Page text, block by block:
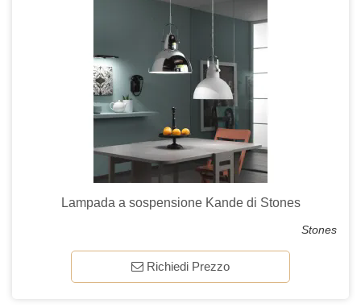
Lampada a sospensione Kande di Stones
Stones
Richiedi Prezzo